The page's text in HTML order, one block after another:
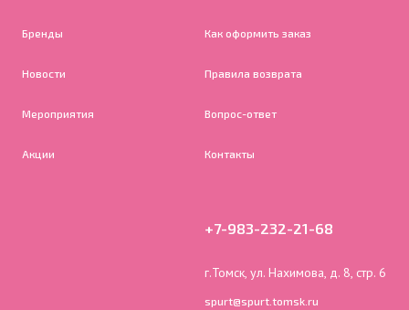
Бренды
Новости
Мероприятия
Акции
Как оформить заказ
Правила возврата
Вопрос-ответ
Контакты
+7-983-232-21-68
г.Томск, ул. Нахимова, д. 8, стр. 6
spurt@spurt.tomsk.ru